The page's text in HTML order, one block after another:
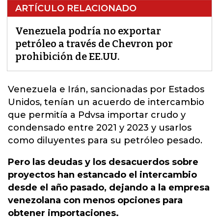
ARTÍCULO RELACIONADO
Venezuela podría no exportar
petróleo a través de Chevron por
prohibición de EE.UU.
Venezuela e Irán, sancionadas por Estados
Unidos, tenían un acuerdo de intercambio
que permitía a Pdvsa importar crudo y
condensado entre 2021 y 2023 y usarlos
como diluyentes para su petróleo pesado.
Pero las deudas y los desacuerdos sobre
proyectos han estancado el intercambio
desde el año pasado, dejando a la empresa
venezolana con menos opciones para
obtener importaciones.